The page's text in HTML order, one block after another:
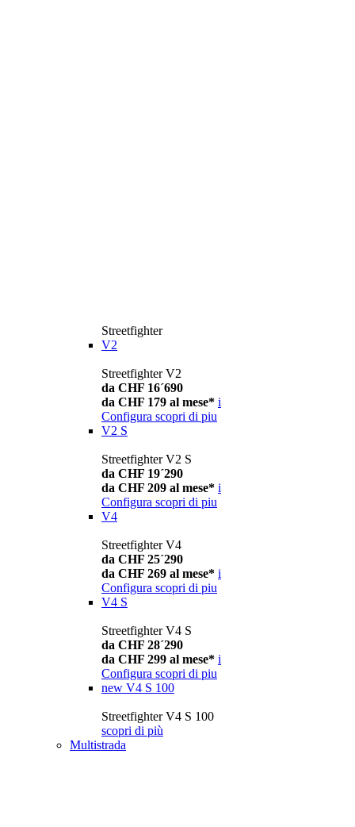
Streetfighter
V2
Streetfighter V2
da CHF 16´690
da CHF 179 al mese* i
Configura scopri di piu
V2 S
Streetfighter V2 S
da CHF 19´290
da CHF 209 al mese* i
Configura scopri di piu
V4
Streetfighter V4
da CHF 25´290
da CHF 269 al mese* i
Configura scopri di piu
V4 S
Streetfighter V4 S
da CHF 28´290
da CHF 299 al mese* i
Configura scopri di piu
new V4 S 100
Streetfighter V4 S 100
scopri di più
Multistrada